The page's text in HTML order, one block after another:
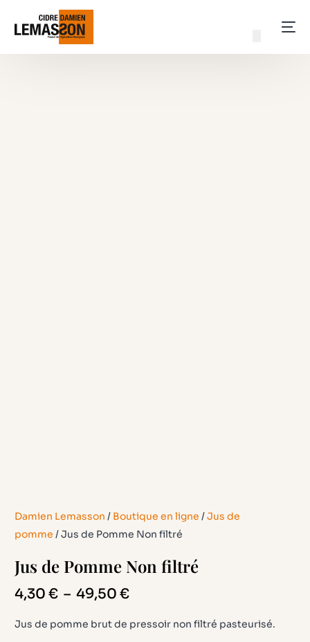
Damien Lemasson / Boutique en ligne /Jus de
pomme / Jus de Pomme Non filtré
Jus de Pomme Non filtré
4,30€ – 49,50€Plage
prix :
Jus de pomme brut de pressoir non filtré pasteurisé.